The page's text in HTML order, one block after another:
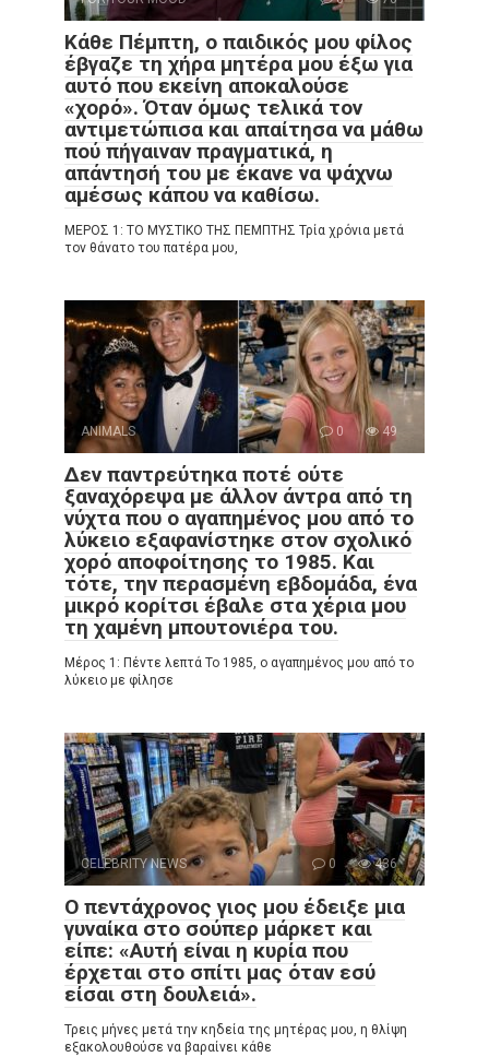
Κάθε Πέμπτη, ο παιδικός μου φίλος
έβγαζε τη χήρα μητέρα μου έξω για
αυτό που εκείνη αποκαλούσε
«χορό». Όταν όμως τελικά τον
αντιμετώπισα και απαίτησα να μάθω
πού πήγαιναν πραγματικά, η
απάντησή του με έκανε να ψάχνω
αμέσως κάπου να καθίσω.
ΜΕΡΟΣ 1: ΤΟ ΜΥΣΤΙΚΟ ΤΗΣ ΠΕΜΠΤΗΣ Τρία χρόνια μετά
τον θάνατο του πατέρα μου,
ANIMALS 0 49
Δεν παντρεύτηκα ποτέ ούτε
ξαναχόρεψα με άλλον άντρα από τη
νύχτα που ο αγαπημένος μου από το
λύκειο εξαφανίστηκε στον σχολικό
χορό αποφοίτησης το 1985. Και
τότε, την περασμένη εβδομάδα, ένα
μικρό κορίτσι έβαλε στα χέρια μου
τη χαμένη μπουτονιέρα του.
Μέρος 1: Πέντε λεπτά Το 1985, ο αγαπημένος μου από το
λύκειο με φίλησε
CELEBRITY NEWS 0 436
Ο πεντάχρονος γιος μου έδειξε μια
γυναίκα στο σούπερ μάρκετ και
είπε: «Αυτή είναι η κυρία που
έρχεται στο σπίτι μας όταν εσύ
είσαι στη δουλειά».
Τρεις μήνες μετά την κηδεία της μητέρας μου, η θλίψη
εξακολουθούσε να βαραίνει κάθε